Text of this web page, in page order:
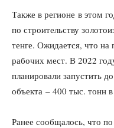
Также в регионе в этом
по строительству
тенге. Ожидается, что на
рабочих мест. В 2022
планировали запустить
объекта – 400 тыс. тонн в
Ранее сообщалось, что